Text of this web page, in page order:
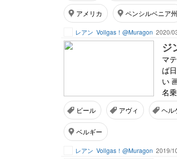
アメリカ ペンシルベニア州
レアン Vollgas！@Muragon 2020/
ジ
マ
ば
い
名
ビール アヴィ ヘル
ベルギー
レアン Vollgas！@Muragon 2019/